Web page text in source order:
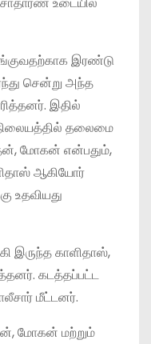
இரண்டு
சென்று அந்த
இதில்
தலைமை
மோகன் என்பதும்,
ஆகியோர்
உதவியது
இருந்த காளிதாஸ்,
கடத்தப்பட்ட
மீட்டனர்.
மோகன் மற்றும்